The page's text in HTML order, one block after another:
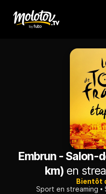
Embrun - Salon-
km) en
Bientôt
Sport en streaming